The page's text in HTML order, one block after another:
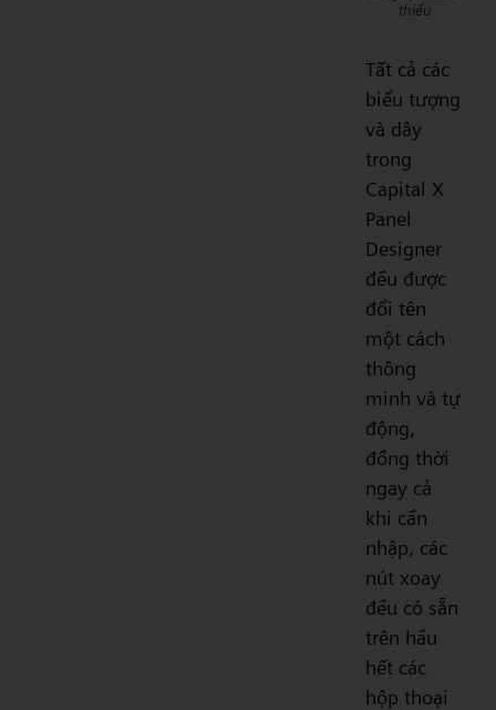
thiểu
Tất cả các
biểu tượng
và dây
trong
Capital X
Panel
Designer
đều được
đổi tên
một cách
thông
minh và tự
động,
đồng thời
ngay cả
khi cần
nhập, các
nút xoay
đều có sẵn
trên hầu
hết các
hộp thoại